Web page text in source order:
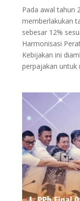
Pada awal tahun
memberlakukan
sebesar 12%
Harmonisasi
Kebijakan ini
perpajakan untuk